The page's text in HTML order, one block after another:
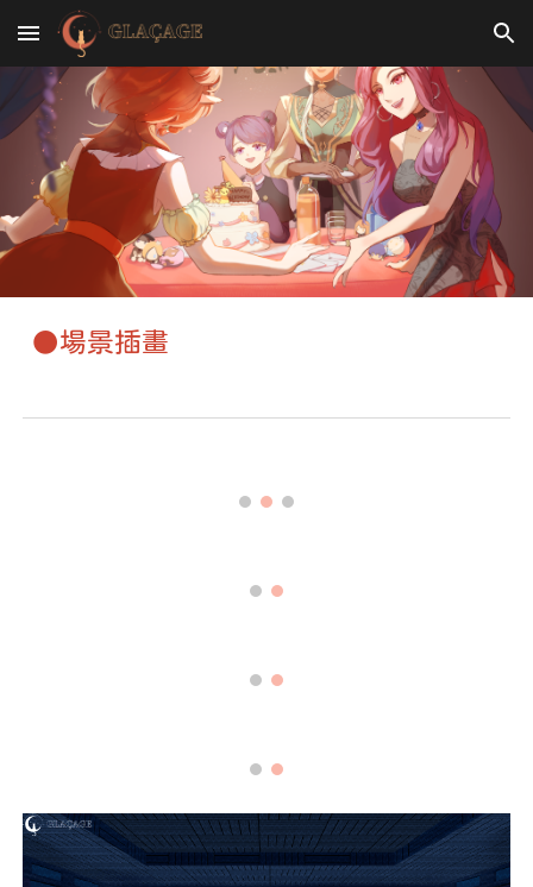
Skip to main content Skip to navigation
●場景插畫